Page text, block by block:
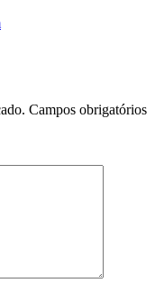
Campos obrigatórios